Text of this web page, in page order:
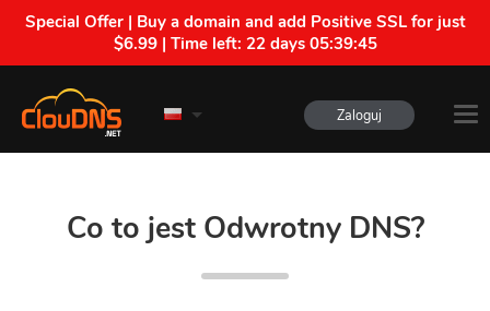
Special Offer | Buy a domain and add Positive SSL for just
$6.99 | Time left: 22 days 05:39:44
Zaloguj
Co to jest Odwrotny DNS?